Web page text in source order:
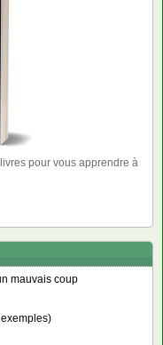
pour vous apprendre à
mauvais coup